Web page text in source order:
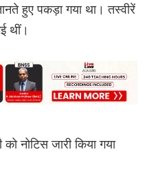
हुए पकड़ा गया था। तस्वीरें
थीं।
नोटिस जारी किया गया